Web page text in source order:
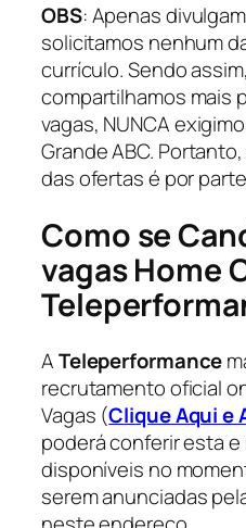
OBS: Apenas
solicitamos nenhum
currículo. Sendo
compartilhamos mais
vagas, NUNCA
Grande ABC.
das ofertas é por
Como se
vagas Home
ATeleperformance
recrutamento oficial
Vagas (Clique Aqui e
poderá conferir esta
disponíveis no
serem anunciadas